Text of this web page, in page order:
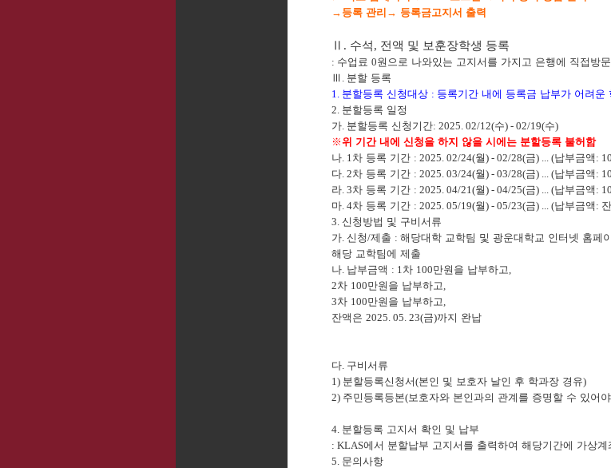
→ 등록 관리 → 등록금고지서 출력
Ⅱ . 수석, 전액 및 보훈장학생 등록
: 수업료 0원으로 나와있는 고지서를 가지고 은행에 직접방
Ⅲ . 분할 등록
1. 분할등록 신청대상 : 등록기간 내에 등록금 납부가 어려운
2. 분할등록 일정
가. 분할등록 신청기간: 2025. 02/12(수) - 02/19(수)
※위 기간 내에 신청을 하지 않을 시에는 분할등록 불허함
나. 1차 등록 기간 : 2025. 02/24(월) - 02/28(금) ... (납부금액 :
다. 2차 등록 기간 : 2025. 03/24(월) - 03/28(금) ... (납부금액 :
라. 3차 등록 기간 : 2025. 04/21(월) - 04/25(금) ... (납부금액 :
마. 4차 등록 기간 : 2025. 05/19(월) - 05/23(금) ... (납부금액 :
3. 신청방법 및 구비서류
가. 신청/제출 : 해당대학 교학팀 및 광운대학교 인터넷 홈페
해당 교학팀에 제출
나. 납부금액 : 1차 100만원을 납부하고,
2차 100만원을 납부하고,
3차 100만원을 납부하고,
잔액은 2025. 05. 23(금)까지 완납
다. 구비서류
1) 분할등록신청서(본인 및 보호자 날인 후 학과장 경유)
2) 주민등록등본(보호자와 본인과의 관계를 증명할 수 있어
4. 분할등록 고지서 확인 및 납부
: KLAS에서 분할납부 고지서를 출력하여 해당기간에 가상계
5. 문의사항